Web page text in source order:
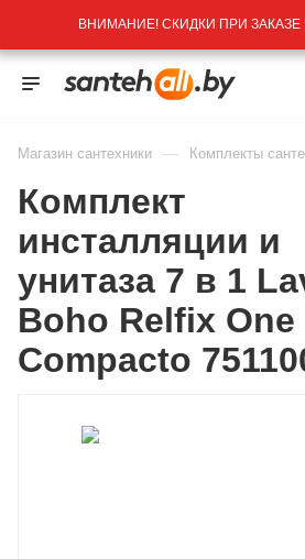
ВНИМАНИЕ! СКИДКИ ПРИ ЗАКАЗЕ
Магазин сантехники — Комплекты
Комплект
инсталляции и
унитаза 7 в 1
Boho Relfix One
Compacto